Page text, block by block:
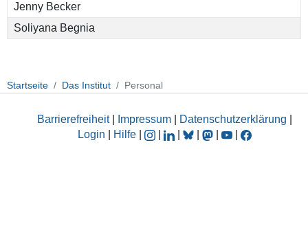
Jenny Becker
Soliyana Begnia
Startseite Das Institut Personal
Barrierefreiheit| Impressum Datenschutzerklärung
Login
Hilfe